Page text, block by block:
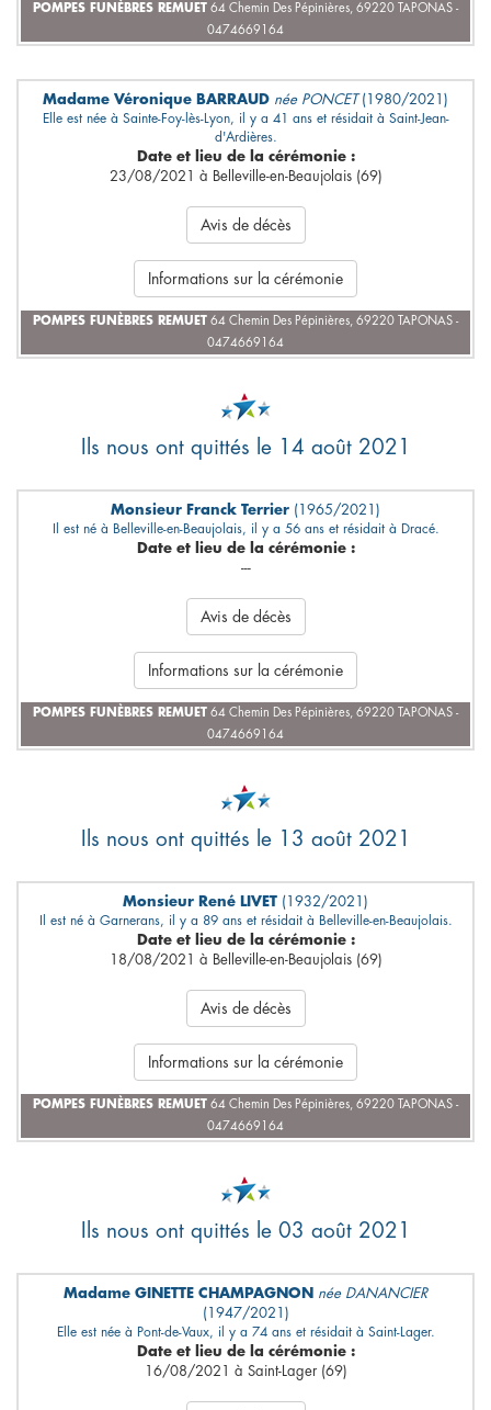
POMPES FUNÈBRES REMUET 64 Chemin Des Pépinières, 69220 TAPONAS -
0474669164
Madame Véronique BARRAUD née PONCET(1980/2021)
Elle est née à Sainte-Foy-lès-Lyon, il y a 41 ans et résidait à Saint-Jean-
d'Ardières.
Date et lieu de la cérémonie :
23/08/2021 à Belleville-en-Beaujolais (69)
Avis de décès
Informations sur la cérémonie
POMPES FUNÈBRES REMUET 64 Chemin Des Pépinières, 69220 TAPONAS -
0474669164
Ils nous ont quittés le 14 août 2021
Monsieur Franck Terrier (1965/2021)
Il est né à Belleville-en-Beaujolais, il y a 56 ans et résidait à Dracé.
Date et lieu de la cérémonie :
---
Avis de décès
Informations sur la cérémonie
POMPES FUNÈBRES REMUET 64 Chemin Des Pépinières, 69220 TAPONAS -
0474669164
Ils nous ont quittés le 13 août 2021
Monsieur René LIVET (1932/2021)
Il est né à Garnerans, il y a 89 ans et résidait à Belleville-en-Beaujolais.
Date et lieu de la cérémonie :
18/08/2021 à Belleville-en-Beaujolais (69)
Avis de décès
Informations sur la cérémonie
POMPES FUNÈBRES REMUET 64 Chemin Des Pépinières, 69220 TAPONAS -
0474669164
Ils nous ont quittés le 03 août 2021
Madame GINETTE CHAMPAGNON née DANANCIER
(1947/2021)
Elle est née à Pont-de-Vaux, il y a 74 ans et résidait à Saint-Lager.
Date et lieu de la cérémonie :
16/08/2021 à Saint-Lager (69)